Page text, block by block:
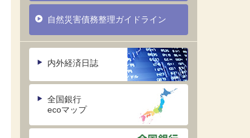
自然災害債務整理ガイドライン
内外経済日誌
全国銀行
ecoマップ